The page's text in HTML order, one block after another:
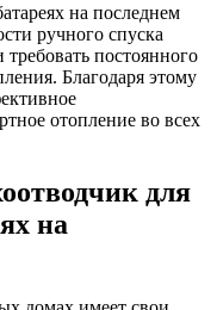
на последнем
ручного спуска
постоянного
Благодаря этому
отопление во всех
для
на